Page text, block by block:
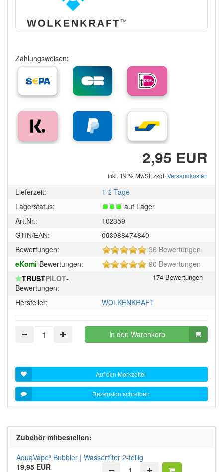
Zahlungsweisen:
2,95 EUR
inkl. 19 % MwSt. zzgl. Versandkosten
Lieferzeit:
1-2 Tage
Lagerstatus:
auf Lager
Art.Nr.:
102359
GTIN/EAN:
093988474840
Bewertungen:
5
5
Sternen!
36 Bewertungen
eKomi-Bewertungen:
5
von
90 Bewertungen
TRUSTPILOT-
Bewertungen:
Hersteller:
WOLKENKRAFT
In den Warenkorb
Auf den Merkzettel
Rezension schreiben
Zubehör mitbestellen:
AquaVape³ Bubbler | Wasserfilter 2-teilig
19,95 EUR